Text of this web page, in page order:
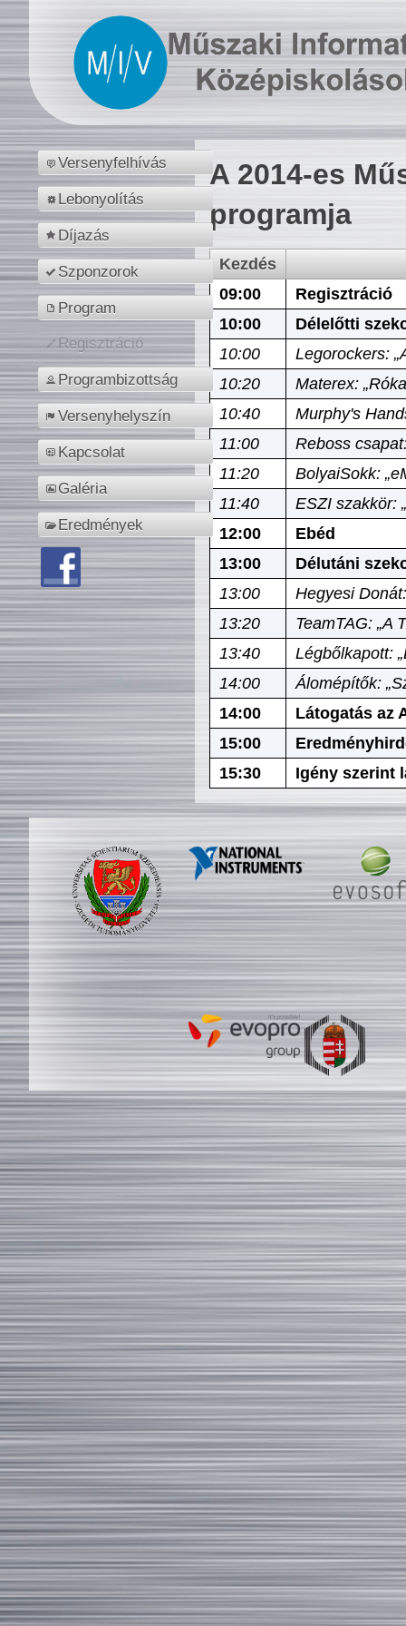
Versenyfelhívás
Lebonyolítás
Díjazás
Szponzorok
Program
Regisztráció
Programbizottság
Versenyhelyszín
Kapcsolat
Galéria
Eredmények
A 2014-es
programja
Kezdés
09:00
Regisztráció
10:00
Délelőtti
10:00
Legorockers:
10:20
Materex:
10:40
Murphy's
11:00
Reboss
11:20
BolyaiSokk:
11:40
ESZI szakkör:
12:00
Ebéd
13:00
Délutáni
13:00
Hegyesi
13:20
TeamTAG: „A
13:40
Légbőlkapott:
14:00
Álomépítők:
14:00
Látogatás az
15:00
15:30
Igény szerint